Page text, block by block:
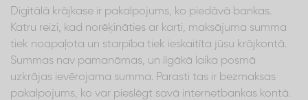
Digitālā krājkase ir pakalpojums, ko piedāvā bankas.
Katru reizi, kad norēķināties ar karti, maksājuma summa
tiek noapaļota un starpība tiek ieskaitīta jūsu krājkontā.
Summas nav pamanāmas, un ilgākā laika posmā
uzkrājas ievērojama summa. Parasti tas ir bezmaksas
pakalpojums, ko var pieslēgt savā internetbankas kontā.